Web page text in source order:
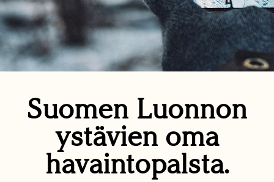
Suomen Luonnon
ystävien oma
havaintopalsta.